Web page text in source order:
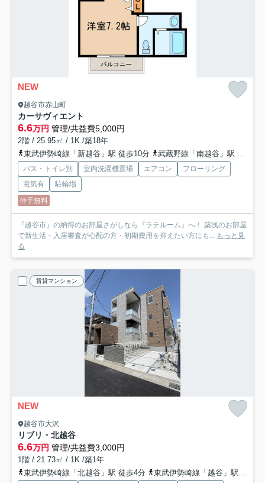
NEW
越谷市赤山町
カーサヴィエント
6.6万円 管理/共益費5,000円
2階 / 25.95㎡ / 1K /築18年
東武伊勢崎線「新越谷」駅 徒歩10分
武蔵野線「南越谷」駅 徒歩11分
バス・トイレ別 室内洗濯機置場 エアコン
フローリング
電気有
駐輪場
仲手無料
『越谷市』の納得のお部屋さがしなら『ラテルーム』へ！ 築浅のお部屋
で新生活・入居審査が心配の方・初期費用を抑えたい方にも... もっと見
る
賃貸マンション
NEW
越谷市大沢
リブリ・北越谷
6.6万円 管理/共益費3,000円
1階 / 21.73㎡ / 1K /築1年
東武伊勢崎線「北越谷」駅 徒歩4分
東武伊勢崎線「越谷」駅 徒歩20分